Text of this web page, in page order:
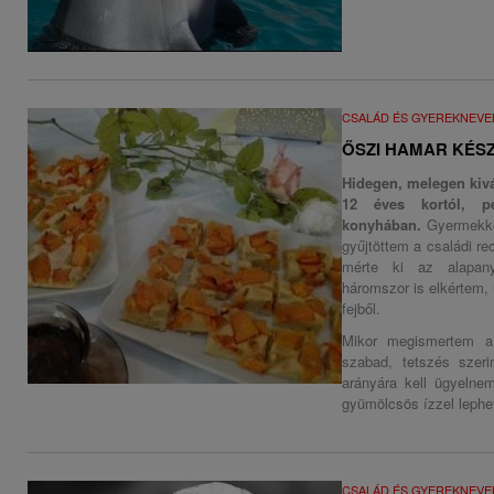
CSALÁD ÉS
ŐSZI HAMAR
Hidegen, melegen
12 éves kortól,
konyhában.
gyűjtöttem a családi
mérte ki az
háromszor is
fejből.
Mikor megismertem
szabad, tetszés
arányára kell
gyümölcsös ízzel
CSALÁD ÉS